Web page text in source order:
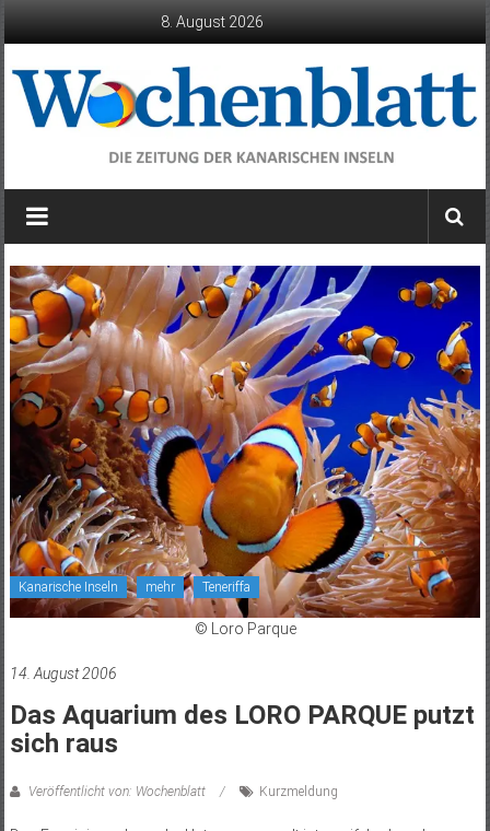
8. August 2026
Wochenblatt
die
der
Kanarischen
Inseln
Kanarische Inseln mehr Teneriffa
© Loro Parque
14. August 2006
Das Aquarium des LORO PARQUE putzt
sich raus
Veröffentlicht von: Wochenblatt Kurzmeldung